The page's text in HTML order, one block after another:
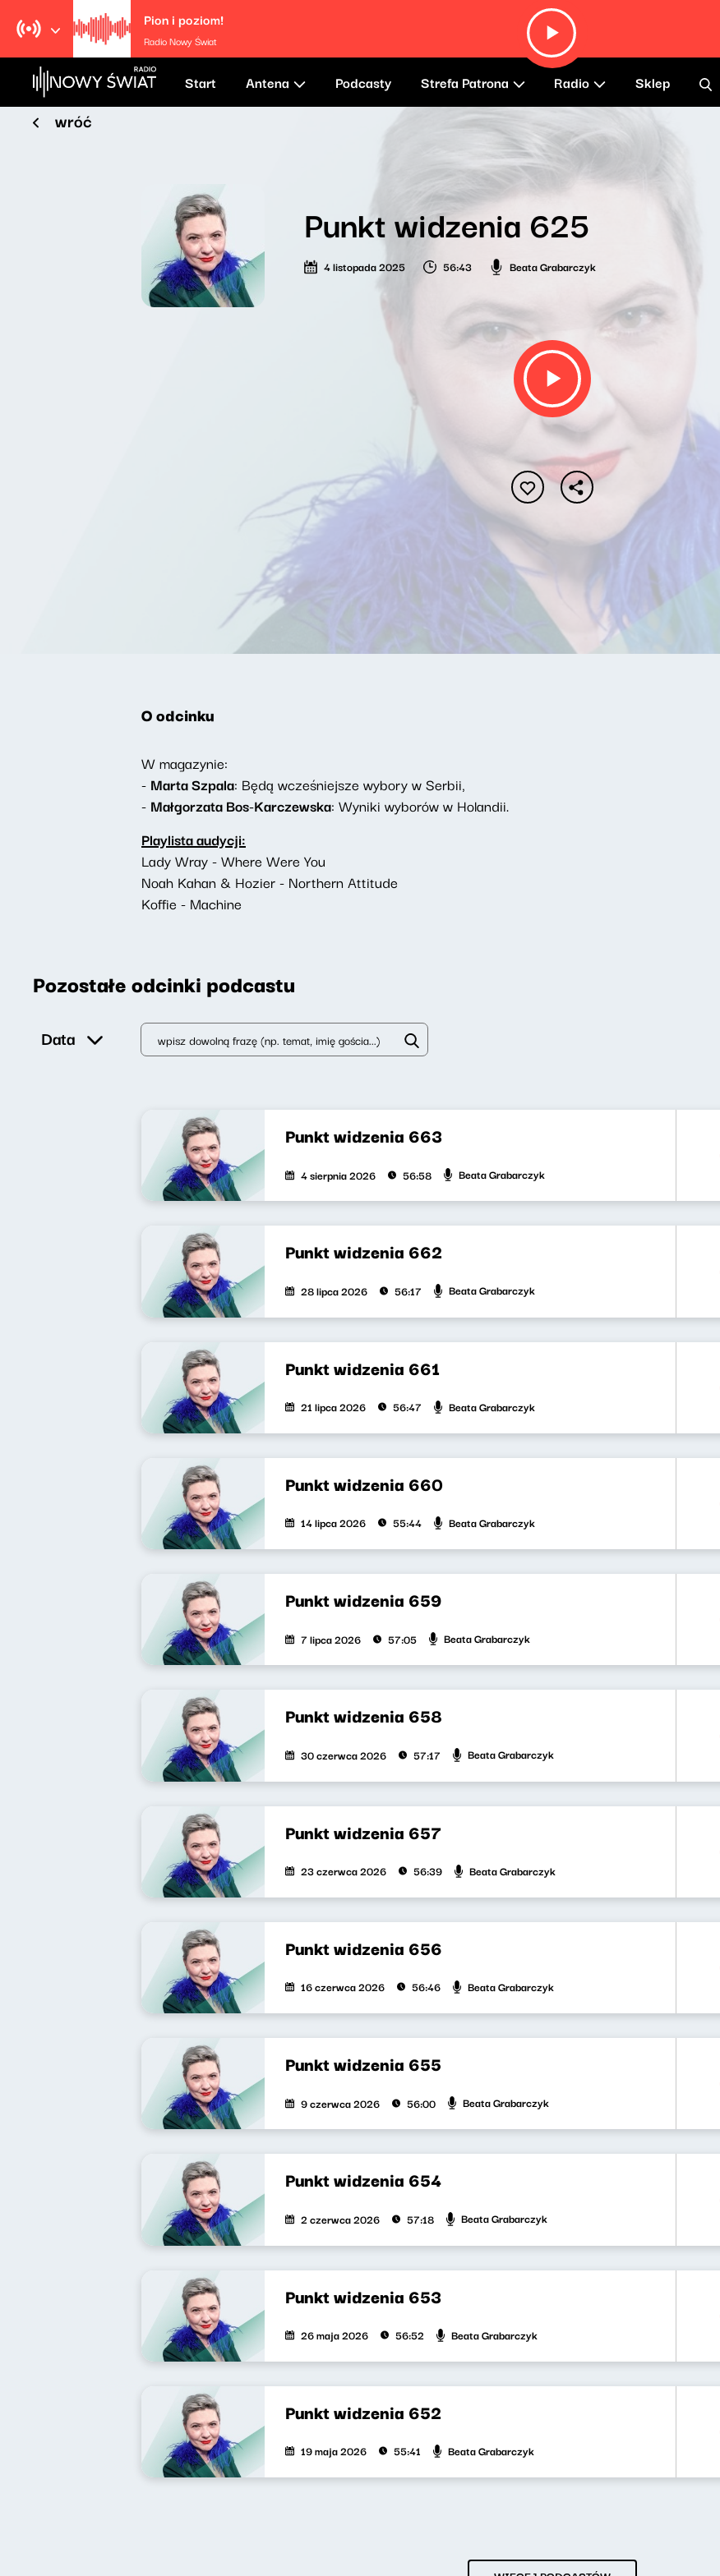
Pion i poziom!
Radio Nowy Świat
Start Antena Podcasty Strefa Patrona Radio Sklep
wróć
Punkt widzenia 625
4 listopada 2025 56:43 Beata Grabarczyk
O odcinku
W magazynie:
- Marta Szpala: Będą wcześniejsze wybory w Serbii,
- Małgorzata Bos-Karczewska: Wyniki wyborów w Holandii.
Playlista audycji:
Lady Wray - Where Were You
Noah Kahan & Hozier - Northern Attitude
Koffie - Machine
Pozostałe odcinki podcastu
Data
Punkt widzenia 663
4 sierpnia 2026 56:58 Beata Grabarczyk
Punkt widzenia 662
28 lipca 2026 56:17 Beata Grabarczyk
Punkt widzenia 661
21 lipca 2026 56:47 Beata Grabarczyk
Punkt widzenia 660
14 lipca 2026 55:44 Beata Grabarczyk
Punkt widzenia 659
7 lipca 2026 57:05 Beata Grabarczyk
Punkt widzenia 658
30 czerwca 2026 57:17 Beata Grabarczyk
Punkt widzenia 657
23 czerwca 2026 56:39 Beata Grabarczyk
Punkt widzenia 656
16 czerwca 2026 56:46 Beata Grabarczyk
Punkt widzenia 655
9 czerwca 2026 56:00 Beata Grabarczyk
Punkt widzenia 654
2 czerwca 2026 57:18 Beata Grabarczyk
Punkt widzenia 653
26 maja 2026 56:52 Beata Grabarczyk
Punkt widzenia 652
19 maja 2026 55:41 Beata Grabarczyk